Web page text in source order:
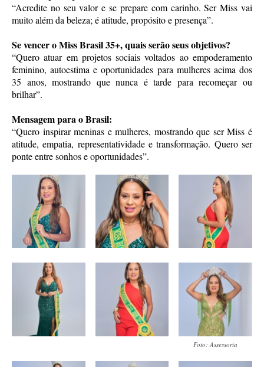
“Acredite no seu valor e se prepare com carinho. Ser Miss vai
muito além da beleza; é atitude, propósito e presença”.
Se vencer o Miss Brasil 35+, quais serão seus objetivos?
“Quero atuar em projetos sociais voltados ao empoderamento
feminino, autoestima e oportunidades para mulheres acima dos
35 anos, mostrando que nunca é tarde para recomeçar ou
brilhar”.
Mensagem para o Brasil:
“Quero inspirar meninas e mulheres, mostrando que ser Miss é
atitude, empatia, representatividade e transformação. Quero ser
ponte entre sonhos e oportunidades”.
Foto: Assessoria